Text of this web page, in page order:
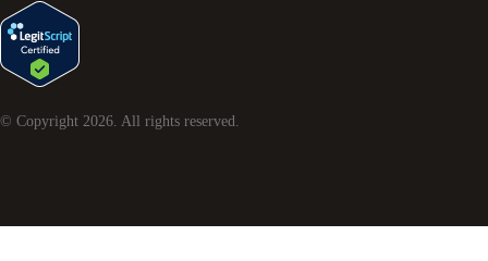
© Copyright 2026 . All rights reserved.